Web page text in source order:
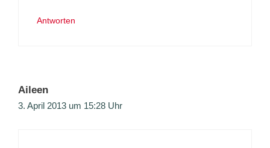
Antworten
Aileen
3. April 2013 um 15:28 Uhr